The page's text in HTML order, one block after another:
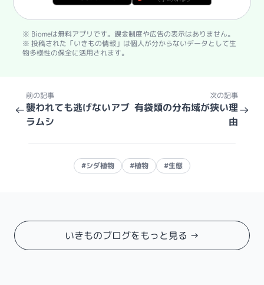
※ Biomeは無料アプリです。課金制度や広告の表示はありません。
※ 投稿された「いきもの情報」は個人が分からないデータとして生
物多様性の保全に活用されます。
←
前の記事
襲われても逃げないアブ
ラムシ
次の記事
有袋類の分布域が狭い理
由
→
#シダ植物 #植物 #生態
いきものブログをもっと見る →